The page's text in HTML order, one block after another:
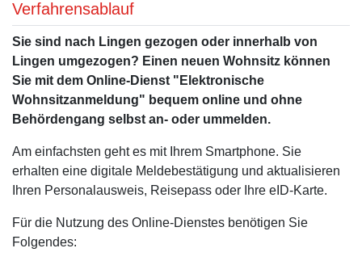
Verfahrensablauf
Sie sind nach Lingen gezogen oder innerhalb von
Lingen umgezogen? Einen neuen Wohnsitz können
Sie mit dem Online-Dienst "Elektronische
Wohnsitzanmeldung" bequem online und ohne
Behördengang selbst an- oder ummelden.
Am einfachsten geht es mit Ihrem Smartphone. Sie
erhalten eine digitale Meldebestätigung und aktualisieren
Ihren Personalausweis, Reisepass oder Ihre eID-Karte.
Für die Nutzung des Online-Dienstes benötigen Sie
Folgendes: